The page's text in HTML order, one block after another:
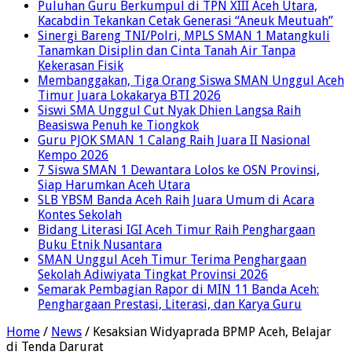
Puluhan Guru Berkumpul di TPN XIII Aceh Utara,
Kacabdin Tekankan Cetak Generasi “Aneuk Meutuah”
Sinergi Bareng TNI/Polri, MPLS SMAN 1 Matangkuli
Tanamkan Disiplin dan Cinta Tanah Air Tanpa
Kekerasan Fisik
Membanggakan, Tiga Orang Siswa SMAN Unggul Aceh
Timur Juara Lokakarya BTI 2026
Siswi SMA Unggul Cut Nyak Dhien Langsa Raih
Beasiswa Penuh ke Tiongkok
Guru PJOK SMAN 1 Calang Raih Juara II Nasional
Kempo 2026
7 Siswa SMAN 1 Dewantara Lolos ke OSN Provinsi,
Siap Harumkan Aceh Utara
SLB YBSM Banda Aceh Raih Juara Umum di Acara
Kontes Sekolah
Bidang Literasi IGI Aceh Timur Raih Penghargaan
Buku Etnik Nusantara
SMAN Unggul Aceh Timur Terima Penghargaan
Sekolah Adiwiyata Tingkat Provinsi 2026
Semarak Pembagian Rapor di MIN 11 Banda Aceh:
Penghargaan Prestasi, Literasi, dan Karya Guru
Home / News / Kesaksian Widyaprada BPMP Aceh, Belajar
di Tenda Darurat